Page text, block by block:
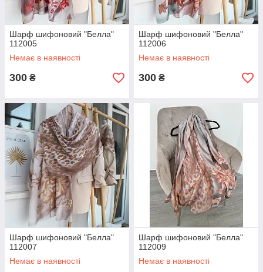
Шарф шифоновий "Белла"
112005
Немає в наявності
300 ₴
Шарф шифоновий "Белла"
112006
Немає в наявності
300 ₴
Шарф шифоновий "Белла"
112007
Немає в наявності
Шарф шифоновий "Белла"
112009
Немає в наявності